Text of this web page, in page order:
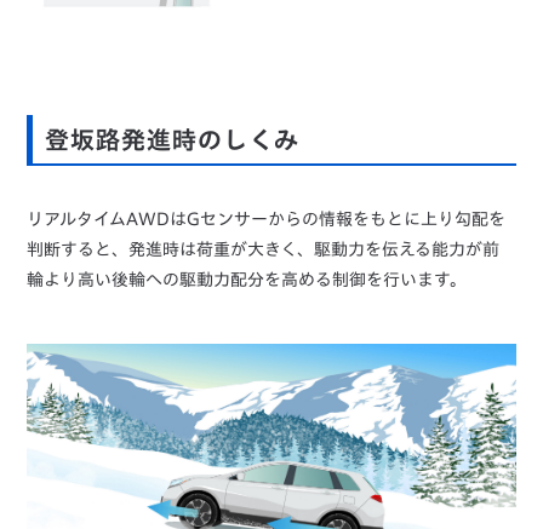
登坂路発進時のしくみ
リアルタイムAWDはGセンサーからの情報をもとに上り勾配を
判断すると、発進時は荷重が大きく、駆動力を伝える能力が前
輪より高い後輪への駆動力配分を高める制御を行います。